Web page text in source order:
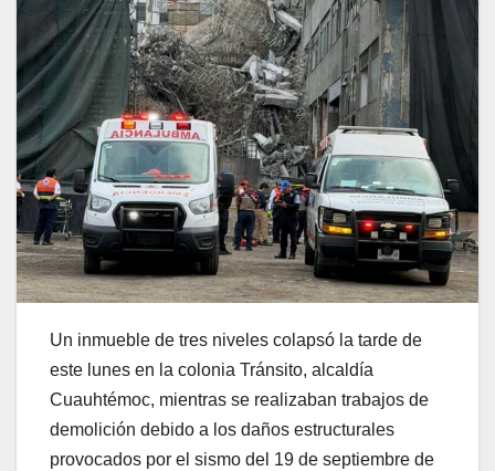
Un inmueble de tres niveles colapsó la tarde de
este lunes en la colonia Tránsito, alcaldía
Cuauhtémoc, mientras se realizaban trabajos de
demolición debido a los daños estructurales
provocados por el sismo del 19 de septiembre de